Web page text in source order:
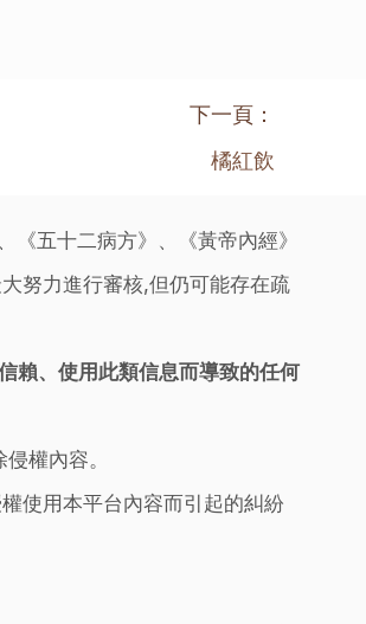
下一頁：
橘紅飲
五十二病方》、《黃帝內經》
努力進行審核,但仍可能存在疏
賴、使用此類信息而導致的任何
權內容。
使用本平台內容而引起的糾紛